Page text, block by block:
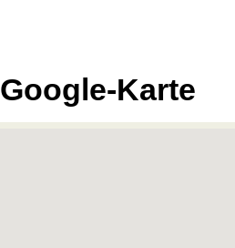
Google-Karte